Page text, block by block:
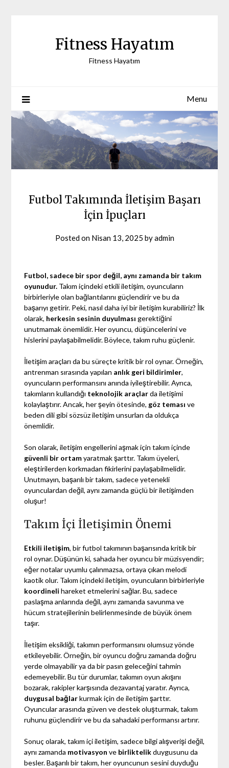
Fitness Hayatım
Fitness Hayatım
Menu
Futbol Takımında İletişim Başarı
İçin İpuçları
Posted on Nisan 13, 2025 byadmin
Futbol, sadece bir spor değil, aynı zamanda bir takım
oyunudur. Takım içindeki etkili iletişim, oyuncuların
birbirleriyle olan bağlantılarını güçlendirir ve bu da
başarıyı getirir. Peki, nasıl daha iyi bir iletişim kurabiliriz? İlk
olarak, herkesin sesinin duyulması gerektiğini
unutmamak önemlidir. Her oyuncu, düşüncelerini ve
hislerini paylaşabilmelidir. Böylece, takım ruhu güçlenir.
İletişim araçları da bu süreçte kritik bir rol oynar. Örneğin,
antrenman sırasında yapılan anlık geri bildirimler,
oyuncuların performansını anında iyileştirebilir. Ayrıca,
takımların kullandığı teknolojik araçlarda iletişimi
kolaylaştırır. Ancak, her şeyin ötesinde, göz teması ve
beden dili gibi sözsüz iletişim unsurları da oldukça
önemlidir.
Son olarak, iletişim engellerini aşmak için takım içinde
güvenli bir ortamyaratmak şarttır. Takım üyeleri,
eleştirilerden korkmadan fikirlerini paylaşabilmelidir.
Unutmayın, başarılı bir takım, sadece yetenekli
oyunculardan değil, aynı zamanda güçlü bir iletişimden
oluşur!
Takım İçi İletişimin Önemi
Etkili iletişim, bir futbol takımının başarısında kritik bir
rol oynar. Düşünün ki, sahada her oyuncu bir müzisyendir;
eğer notalar uyumlu çalınmazsa, ortaya çıkan melodi
kaotik olur. Takım içindeki iletişim, oyuncuların birbirleriyle
koordineli hareket etmelerini sağlar. Bu, sadece
paslaşma anlarında değil, aynı zamanda savunma ve
hücum stratejilerinin belirlenmesinde de büyük önem
taşır.
İletişim eksikliği, takımın performansını olumsuz yönde
etkileyebilir. Örneğin, bir oyuncu doğru zamanda doğru
yerde olmayabilir ya da bir pasın geleceğini tahmin
edemeyebilir. Bu tür durumlar, takımın oyun akışını
bozarak, rakipler karşısında dezavantaj yaratır. Ayrıca,
duygusal bağlarkurmak için de iletişim şarttır.
Oyuncular arasında güven ve destek oluşturmak, takım
ruhunu güçlendirir ve bu da sahadaki performansı artırır.
Sonuç olarak, takım içi iletişim, sadece bilgi alışverişi değil,
aynı zamanda motivasyon ve birliktelikduygusunu da
besler. Başarılı bir takım, her oyuncunun sesini duyduğu